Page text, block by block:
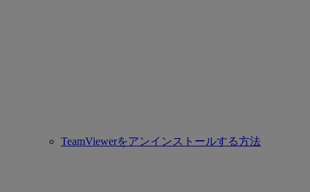
TeamViewerをアンインストールする方法